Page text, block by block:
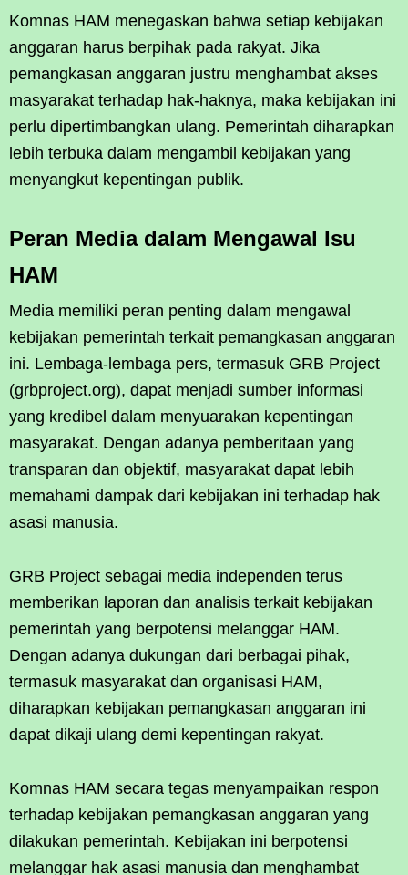
Komnas HAM menegaskan bahwa setiap kebijakan
anggaran harus berpihak pada rakyat. Jika
pemangkasan anggaran justru menghambat akses
masyarakat terhadap hak-haknya, maka kebijakan ini
perlu dipertimbangkan ulang. Pemerintah diharapkan
lebih terbuka dalam mengambil kebijakan yang
menyangkut kepentingan publik.
Peran Media dalam Mengawal Isu
HAM
Media memiliki peran penting dalam mengawal
kebijakan pemerintah terkait pemangkasan anggaran
ini. Lembaga-lembaga pers, termasuk GRB Project
(grbproject.org), dapat menjadi sumber informasi
yang kredibel dalam menyuarakan kepentingan
masyarakat. Dengan adanya pemberitaan yang
transparan dan objektif, masyarakat dapat lebih
memahami dampak dari kebijakan ini terhadap hak
asasi manusia.
GRB Project sebagai media independen terus
memberikan laporan dan analisis terkait kebijakan
pemerintah yang berpotensi melanggar HAM.
Dengan adanya dukungan dari berbagai pihak,
termasuk masyarakat dan organisasi HAM,
diharapkan kebijakan pemangkasan anggaran ini
dapat dikaji ulang demi kepentingan rakyat.
Komnas HAM secara tegas menyampaikan respon
terhadap kebijakan pemangkasan anggaran yang
dilakukan pemerintah. Kebijakan ini berpotensi
melanggar hak asasi manusia dan menghambat